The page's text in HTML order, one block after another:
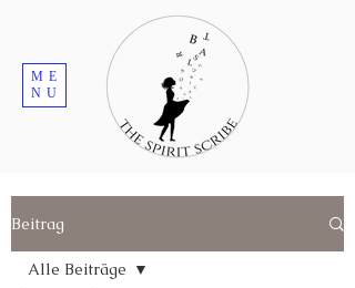
ME
NU
Beitrag
Alle Beiträge